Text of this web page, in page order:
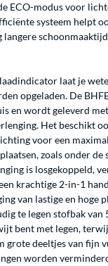
ECO-modus voor
systeem helpt
langere
laat je
opgeladen. De
en wordt geleverd
Het beschikt
voor een
zoals onder de
is losgekoppeld,
een krachtige 2-in-1
van lastige en hoge
te legen stofbak van
bent met legen,
grote deeltjes van fijn
worden